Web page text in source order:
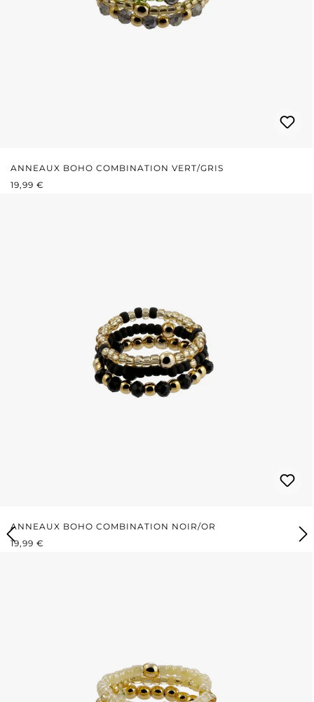
ANNEAUX BOHO COMBINATION VERT/GRIS
PRIX RÉGULIER :
19,99 €
ANNEAUX BOHO COMBINATION NOIR/OR
PRIX RÉGULIER :
19,99 €